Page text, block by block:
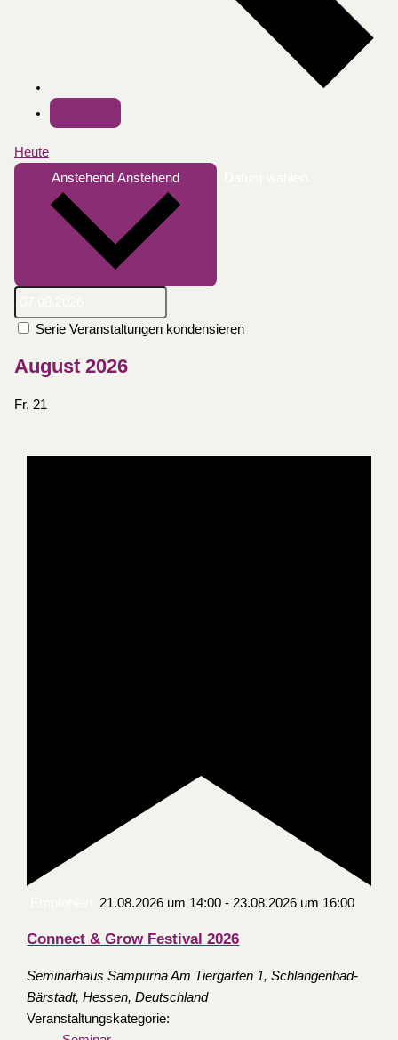
Heute
Anstehend Anstehend
Serie Veranstaltungen kondensieren
August 2026
Fr. 21
21.08.2026 um 14:00 -23.08.2026 um 16:00
Connect & Grow Festival 2026
Seminarhaus SampurnaAm Tiergarten 1, Schlangenbad-
Bärstadt, Hessen, Deutschland
Veranstaltungskategorie: